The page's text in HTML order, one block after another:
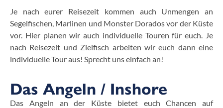
Je nach eurer Reisezeit kommen auch Unmengen an
Segelfischen, Marlinen und Monster Dorados vor der Küste
vor. Hier planen wir auch individuelle Touren für euch. Je
nach Reisezeit und Zielfisch arbeiten wir euch dann eine
individuelle Tour aus! Sprecht uns einfach an!
Das Angeln / Inshore
Das Angeln an der Küste bietet euch Chancen auf